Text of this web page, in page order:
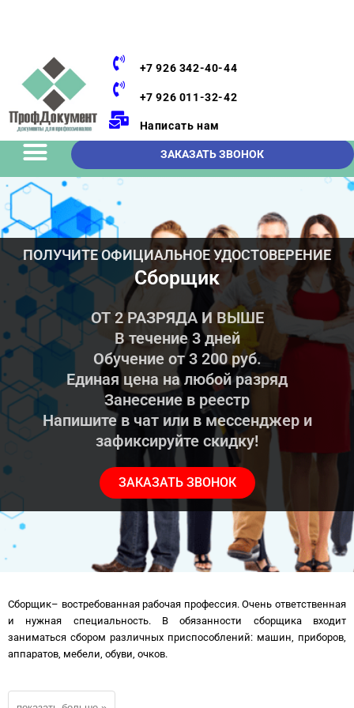
+7 926 342-40-44
+7 926 011-32-42
Написать нам
ЗАКАЗАТЬ ЗВОНОК
ПОЛУЧИТЕ ОФИЦИАЛЬНОЕ УДОСТОВЕРЕНИЕ
Сборщик
ОТ 2 РАЗРЯДА И ВЫШЕ
В течение 3 дней
Обучение от 3 200 руб.
Единая цена на любой разряд
Занесение в реестр
Напишите в чат или в мессенджер и
зафиксируйте скидку!
ЗАКАЗАТЬ ЗВОНОК
Сборщик– востребованная рабочая профессия. Очень ответственная
и нужная специальность. В обязанности сборщика входит
заниматься сбором различных приспособлений: машин, приборов,
аппаратов, мебели, обуви, очков.
специалистом, эти документы обязательны при трудоустройстве.